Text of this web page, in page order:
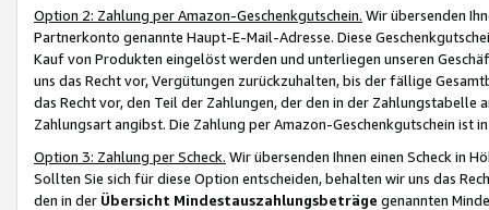
Option 2: Zahlung per Amazon-Geschenkgutschein. Wir übersenden
Partnerkonto genannte Haupt-E-Mail-Adresse. Diese
Kauf von Produkten eingelöst werden und unterliegen unseren
uns das Recht vor, Vergütungen zurückzuhalten, bis der fällige
das Recht vor, den Teil der Zahlungen, der den in der
Zahlungsart angibst. Die Zahlung per Amazon-Geschenkgutschein ist
Option 3: Zahlung per Scheck. Wir übersenden Ihnen einen Scheck in
Sollten Sie sich für diese Option entscheiden, behalten wir uns das
den in der Übersicht Mindestauszahlungsbeträge genannten